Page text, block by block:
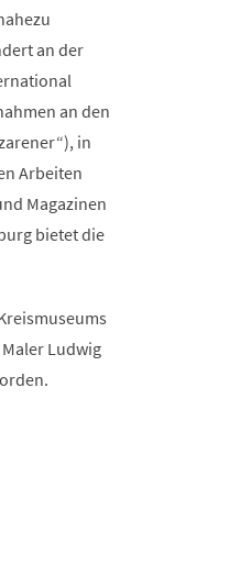
an der
an den
in
Arbeiten
Magazinen
bietet die
Ludwig